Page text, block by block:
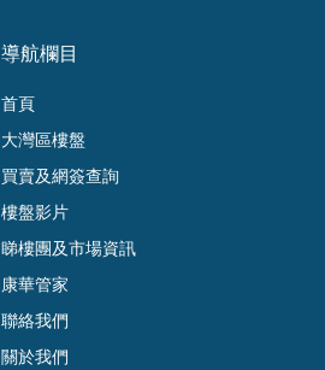
導航欄目
首頁
大灣區樓盤
買賣及網簽查詢
樓盤影片
睇樓團及市場資訊
康華管家
聯絡我們
關於我們